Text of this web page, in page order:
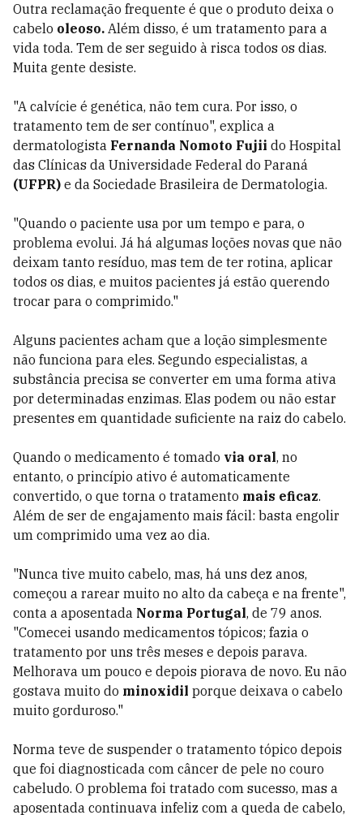
Outra reclamação frequente é que o produto deixa o
cabelo oleoso. Além disso, é um tratamento para a
vida toda. Tem de ser seguido à risca todos os dias.
Muita gente desiste.
"A calvície é genética, não tem cura. Por isso, o
tratamento tem de ser contínuo", explica a
dermatologista Fernanda Nomoto Fujii do Hospital
das Clínicas da Universidade Federal do Paraná
(UFPR) e da Sociedade Brasileira de Dermatologia.
"Quando o paciente usa por um tempo e para, o
problema evolui. Já há algumas loções novas que não
deixam tanto resíduo, mas tem de ter rotina, aplicar
todos os dias, e muitos pacientes já estão querendo
trocar para o comprimido."
Alguns pacientes acham que a loção simplesmente
não funciona para eles. Segundo especialistas, a
substância precisa se converter em uma forma ativa
por determinadas enzimas. Elas podem ou não estar
presentes em quantidade suficiente na raiz do cabelo.
Quando o medicamento é tomado via oral, no
entanto, o princípio ativo é automaticamente
convertido, o que torna o tratamento mais eficaz.
Além de ser de engajamento mais fácil: basta engolir
um comprimido uma vez ao dia.
"Nunca tive muito cabelo, mas, há uns dez anos,
começou a rarear muito no alto da cabeça e na frente",
conta a aposentada Norma Portugal, de 79 anos.
"Comecei usando medicamentos tópicos; fazia o
tratamento por uns três meses e depois parava.
Melhorava um pouco e depois piorava de novo. Eu não
gostava muito do minoxidil porque deixava o cabelo
muito gorduroso."
Norma teve de suspender o tratamento tópico depois
que foi diagnosticada com câncer de pele no couro
cabeludo. O problema foi tratado com sucesso, mas a
aposentada continuava infeliz com a queda de cabelo,